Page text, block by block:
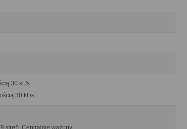
30 kl./s
30 kl./s
stref), Centralnie ważony